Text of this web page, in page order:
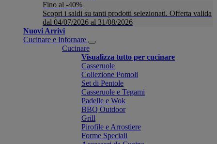
Fino al -40%
Scopri i saldi su tanti prodotti selezionati. Offerta valida
dal 04/07/2026 al 31/08/2026
Nuovi Arrivi
Cucinare e Infornare
Cucinare
Visualizza tutto per cucinare
Casseruole
Collezione Pomoli
Set di Pentole
Casseruole e Tegami
Padelle e Wok
BBQ Outdoor
Grill
Pirofile e Arrostiere
Forme Speciali